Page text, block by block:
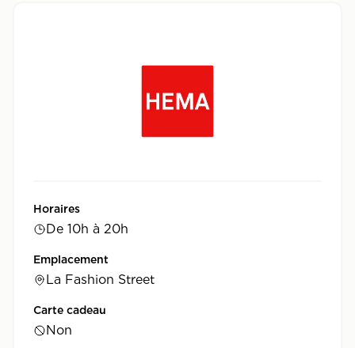
Horaires
De 10h à 20h
Emplacement
La Fashion Street
Carte cadeau
Non